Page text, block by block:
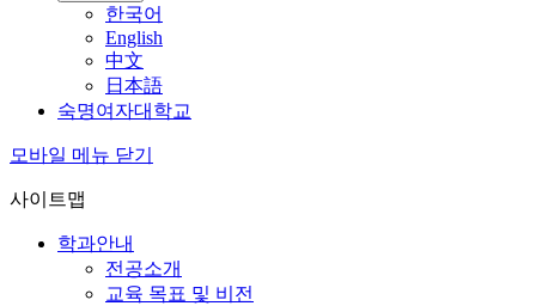
한국어
English
中文
日本語
숙명여자대학교
모바일 메뉴 닫기
사이트맵
학과안내
전공소개
교육 목표 및 비전